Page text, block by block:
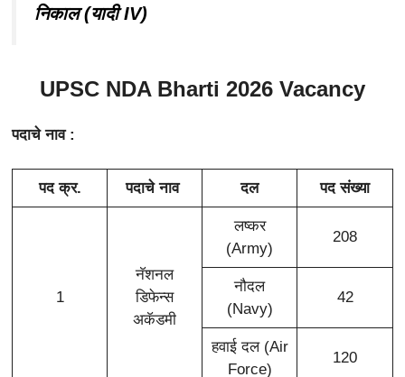
निकाल (यादी IV)
UPSC NDA Bharti 2026 Vacancy
पदाचे नाव :
पद क्र. पदाचे नाव दल पद संख्या
1
नॅशनल
डिफेन्स
अकॅडमी
लष्कर
(Army)
208
नौदल
(Navy)
42
हवाई दल (Air
Force)
120